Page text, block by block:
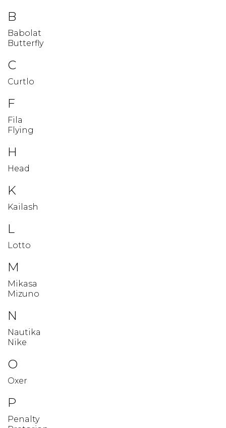
B
Babolat
Butterfly
C
Curtlo
F
Fila
Flying
H
Head
K
Kailash
L
Lotto
M
Mikasa
Mizuno
N
Nautika
Nike
O
Oxer
P
Penalty